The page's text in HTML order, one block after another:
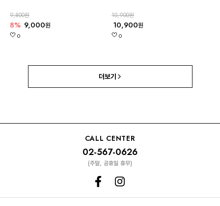
9,800원
8% 9,000원
0
10,900원
10,900원
0
더보기
CALL CENTER
02-567-0626
(주말, 공휴일 휴무)